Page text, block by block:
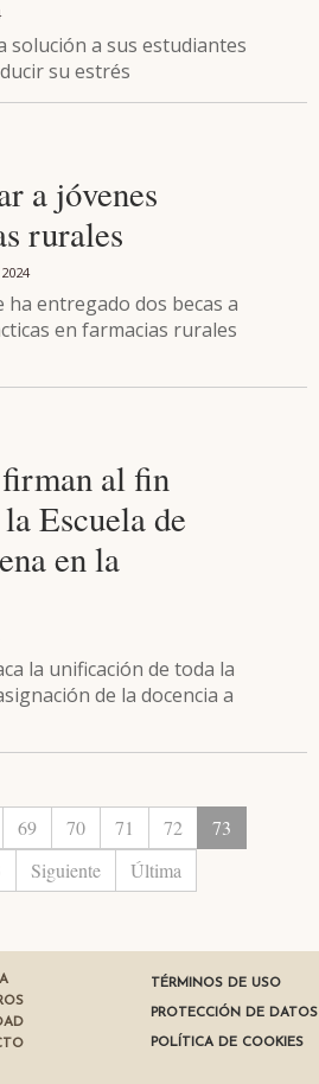
solución a sus estudiantes
su estrés
a jóvenes
rurales
entregado dos becas a
en farmacias rurales
al fin
Escuela de
en la
la unificación de toda la
de la docencia a
69 70 71 72
73
Siguiente Última
TÉRMINOS DE USO
PROTECCIÓN DE DATOS
POLÍTICA DE COOKIES